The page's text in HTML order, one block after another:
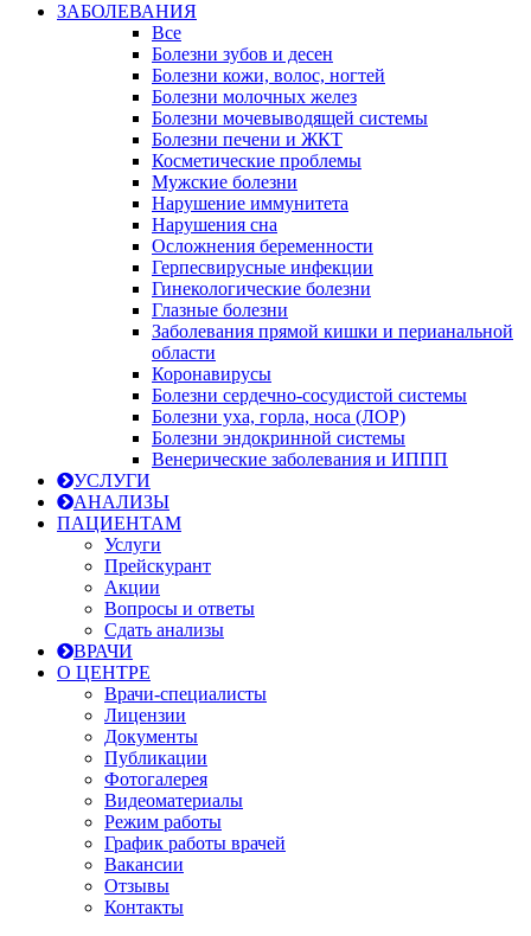
ЗАБОЛЕВАНИЯ
Все
Болезни зубов и десен
Болезни кожи, волос, ногтей
Болезни молочных желез
Болезни мочевыводящей системы
Болезни печени и ЖКТ
Косметические проблемы
Мужские болезни
Нарушение иммунитета
Нарушения сна
Осложнения беременности
Герпесвирусные инфекции
Гинекологические болезни
Глазные болезни
Заболевания прямой кишки и перианальной
области
Коронавирусы
Болезни сердечно-сосудистой системы
Болезни уха, горла, носа (ЛОР)
Болезни эндокринной системы
Венерические заболевания и ИППП
УСЛУГИ
АНАЛИЗЫ
ПАЦИЕНТАМ
Услуги
Прейскурант
Акции
Вопросы и ответы
Сдать анализы
ВРАЧИ
О ЦЕНТРЕ
Врачи-специалисты
Лицензии
Документы
Публикации
Фотогалерея
Видеоматериалы
Режим работы
График работы врачей
Вакансии
Отзывы
Контакты